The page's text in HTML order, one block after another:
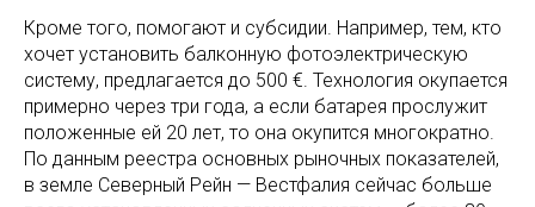
Кроме того, помогают и субсидии. Например, тем, кто
хочет установить балконную фотоэлектрическую
систему, предлагается до 500 €. Технология окупается
примерно через три года, а если батарея прослужит
положенные ей 20 лет, то она окупится многократно.
По данным реестра основных рыночных показателей,
в земле Северный Рейн — Вестфалия сейчас больше